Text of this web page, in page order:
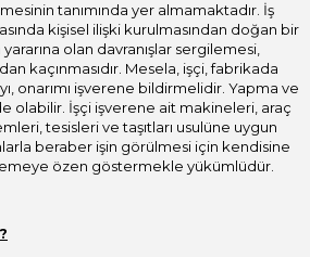
tanımında yer almamaktadır. İş
kişisel ilişki kurulmasından doğan bir
olan davranışlar sergilemesi,
kaçınmasıdır. Mesela, işçi, fabrikada
onarımı işverene bildirmelidir. Yapma ve
olabilir. İşçi işverene ait makineleri, araç
tesisleri ve taşıtları usulüne uygun
beraber işin görülmesi için kendisine
özen göstermekle yükümlüdür.